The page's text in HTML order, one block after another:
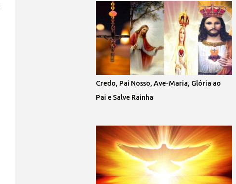
Credo, Pai Nosso, Ave-Maria, Glória ao
Pai e Salve Rainha